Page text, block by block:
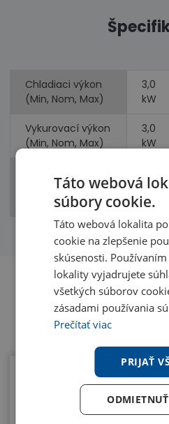
Chladiaci výkon
(Min, Nom, Max)
3,0
kW
Vykurovací výkon
(Min, Nom, Max)
3,0
kW
(chladenie,
vykurovanie)
2,87
kW
Úspora priestoru
Kazetová klimatizácia
Táto webová
súbory cookie.
Táto webová lokalita
cookie na zlepšenie
skúsenosti.
lokality vyjadrujete
všetkých súborov
zásadami používania
Prečítať viac
PRIJAŤ